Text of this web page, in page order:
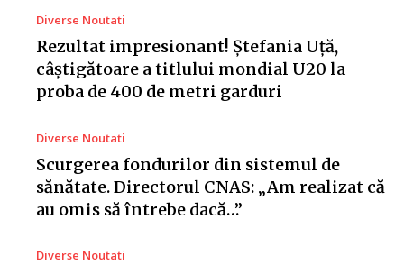
Diverse Noutati
Rezultat impresionant! Ștefania Uță,
câștigătoare a titlului mondial U20 la
proba de 400 de metri garduri
Diverse Noutati
Scurgerea fondurilor din sistemul de
sănătate. Directorul CNAS: „Am realizat că
au omis să întrebe dacă…”
Diverse Noutati